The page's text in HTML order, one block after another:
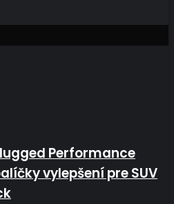
Performance
vylepšení pre SUV